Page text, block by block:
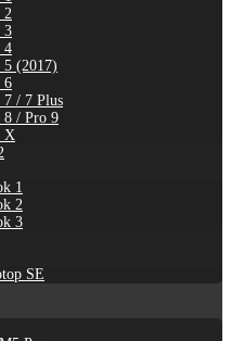
2
3
4
5 (2017)
6
7 / 7 Plus
8 / Pro 9
X
1
2
3
SE